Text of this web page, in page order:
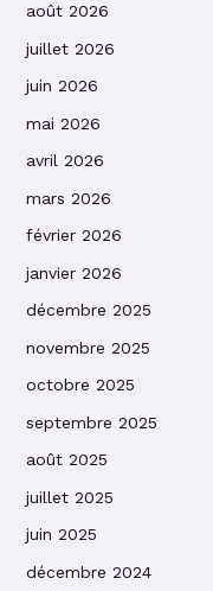
août 2026
juillet 2026
juin 2026
mai 2026
avril 2026
mars 2026
février 2026
janvier 2026
décembre 2025
novembre 2025
octobre 2025
septembre 2025
août 2025
juillet 2025
juin 2025
décembre 2024